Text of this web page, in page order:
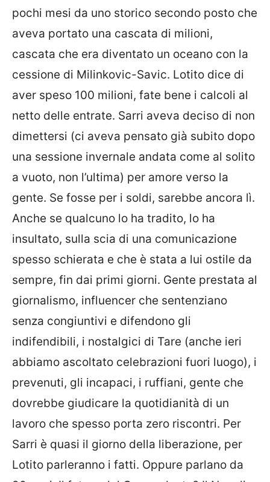
pochi mesi da uno storico secondo posto che
aveva portato una cascata di milioni,
cascata che era diventato un oceano con la
cessione di Milinkovic-Savic. Lotito dice di
aver speso 100 milioni, fate bene i calcoli al
netto delle entrate. Sarri aveva deciso di non
dimettersi (ci aveva pensato già subito dopo
una sessione invernale andata come al solito
a vuoto, non l’ultima) per amore verso la
gente. Se fosse per i soldi, sarebbe ancora lì.
Anche se qualcuno lo ha tradito, lo ha
insultato, sulla scia di una comunicazione
spesso schierata e che è stata a lui ostile da
sempre, fin dai primi giorni. Gente prestata al
giornalismo, influencer che sentenziano
senza congiuntivi e difendono gli
indifendibili, i nostalgici di Tare (anche ieri
abbiamo ascoltato celebrazioni fuori luogo), i
prevenuti, gli incapaci, i ruffiani, gente che
dovrebbe giudicare la quotidianità di un
lavoro che spesso porta zero riscontri. Per
Sarri è quasi il giorno della liberazione, per
Lotito parleranno i fatti. Oppure parlano da